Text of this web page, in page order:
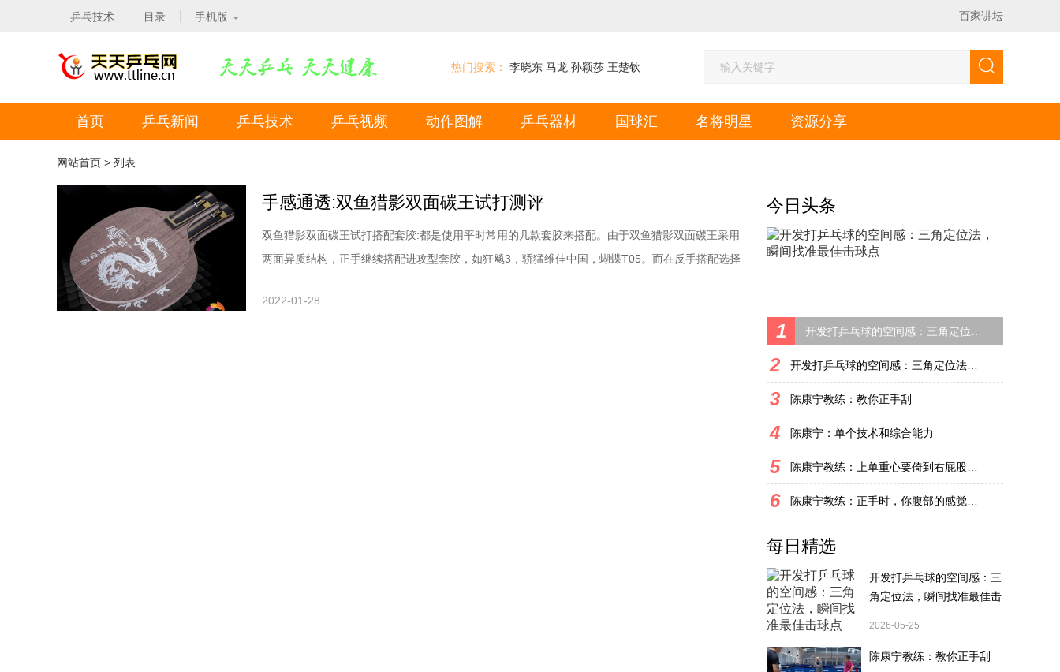
乒乓技术 目录 手机版 百家讲坛
热门搜索： 李晓东 马龙 孙颖莎 王楚钦
首页 乒乓新闻 乒乓技术 乒乓视频 动作图解 乒乓器材 国球汇 名将明星 资源分享
网站首页 > 列表
手感通透:双鱼猎影双面碳王试打测评
双鱼猎影双面碳王试打搭配套胶:都是使用平时常用的几款套胶来搭配。由于双鱼猎影双面碳王采用
两面异质结构，正手继续搭配进攻型套胶，如狂飚3，骄猛维佳中国，蝴蝶T05。而在反手搭配选择
质，同时也能够更好的体现底板的内部能量。当然如果搭配性价比较高的国产套胶也是完全可以
的。还可以搭配颗粒胶，这样的搭配在个人的打法
2022-01-28
今日头条
1
2
3 陈康宁教练：教你正手刮
4 陈康宁：单个技术和综合能力
5
6
每日精选
开发打乒乓球的空间感：三
角定位法，瞬间找准最佳击
2026-05-25
陈康宁教练：教你正手刮